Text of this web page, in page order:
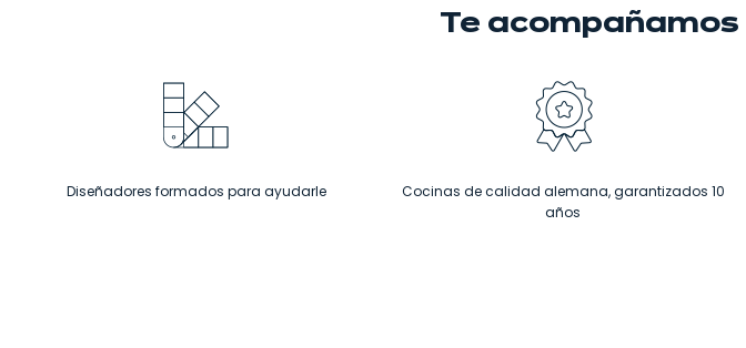
Te acompañamos
Diseñadores formados para ayudarle
Cocinas de calidad alemana, garantizados 10
años